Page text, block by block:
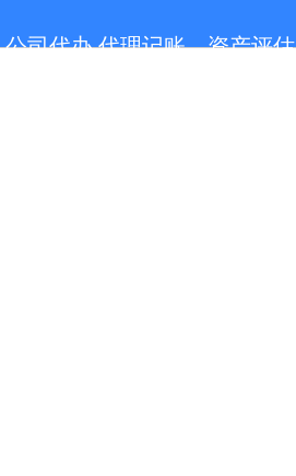
公司代办,代理记账，资产评估
网站首页